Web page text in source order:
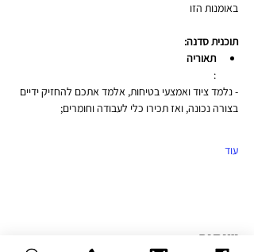
באומנות הזו
תוכנית סדנה:
תאוריה
:
- נלמד ציוד ואמצעי בטיחות, אלמד אתכם להחזיק ידיים
בצורה נכונה, ואז תכירו כלי לעבודה וחומרים;
עוד
שיתוף